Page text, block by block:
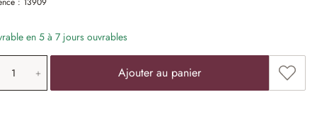
en 5 à 7 jours ouvrables
de produit: saisissez la valeur
Ajouter au panier